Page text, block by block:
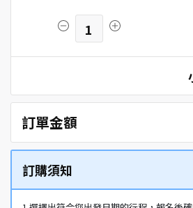
1
訂單金額
訂購須知